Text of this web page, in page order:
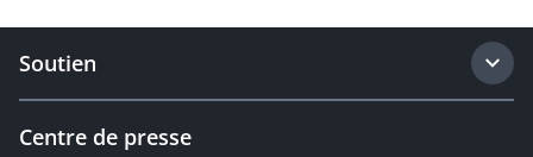
Soutien
Centre de presse